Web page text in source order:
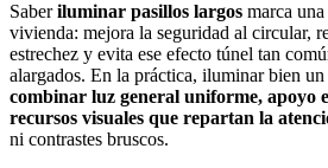
Saberiluminar pasillos largos marca
vivienda: mejora la seguridad al circular,
estrechez y evita ese efecto túnel tan
alargados. En la práctica, iluminar bien
combinar luz general uniforme, apoyo
recursos visuales que repartan la
ni contrastes bruscos.